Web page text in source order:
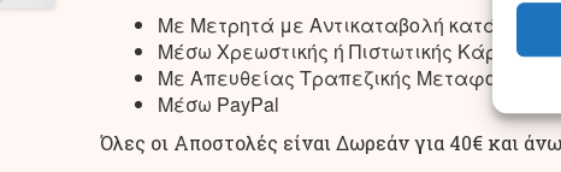
Με Μετρητά με Αντικαταβολή κατά την
Μέσω Χρεωστικής ή Πιστωτικής Κάρτας
Με Απευθείας Τραπεζικής Μεταφοράς
Μέσω PayPal
Όλες οι Αποστολές είναι Δωρεάν για 40€ και